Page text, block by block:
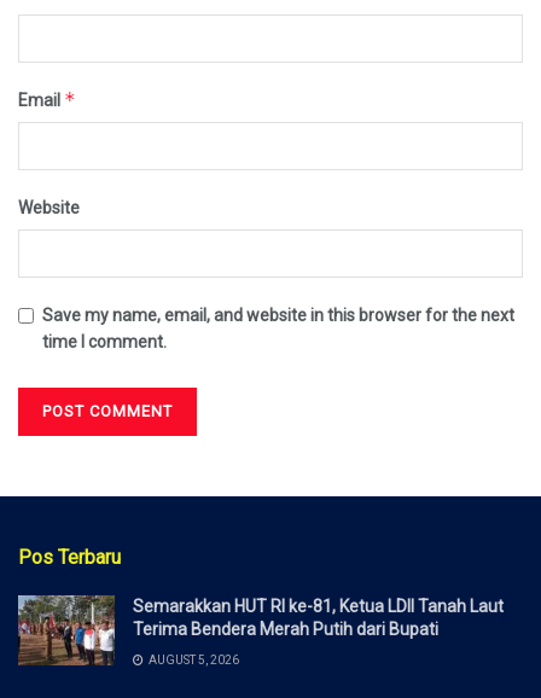
Email *
Website
Save my name, email, and website in this browser for the next
time I comment.
Pos Terbaru
Semarakkan HUT RI ke-81, Ketua LDII Tanah Laut
Terima Bendera Merah Putih dari Bupati
AUGUST 5, 2026